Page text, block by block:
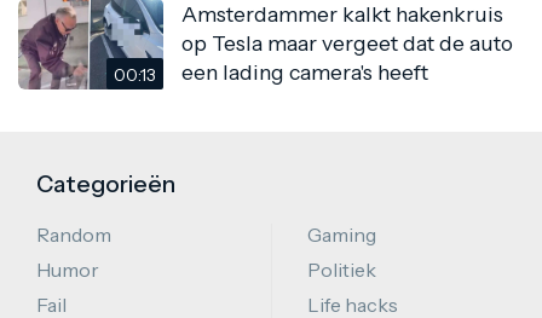
00:13
Amsterdammer kalkt hakenkruis
op Tesla maar vergeet dat de auto
een lading camera's heeft
Categorieën
Random
Humor
Fail
Gaming
Politiek
Life hacks